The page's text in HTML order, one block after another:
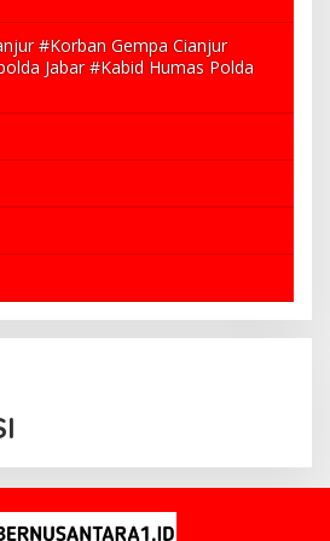
#Korban Gempa Cianjur
Jabar #Kabid Humas Polda